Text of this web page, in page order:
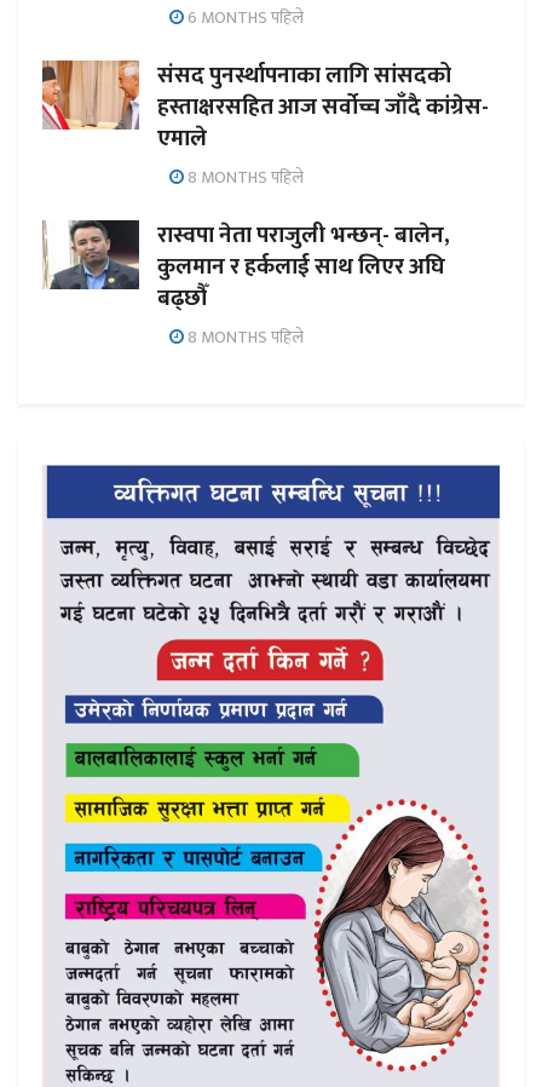
6 MONTHS पहिले
संसद पुनर्स्थापनाका लागि सांसदको
हस्ताक्षरसहित आज सर्वोच्च जाँदै कांग्रेस-
एमाले
8 MONTHS पहिले
रास्वपा नेता पराजुली भन्छन्- बालेन,
कुलमान र हर्कलाई साथ लिएर अघि
बढ्छौँ
8 MONTHS पहिले